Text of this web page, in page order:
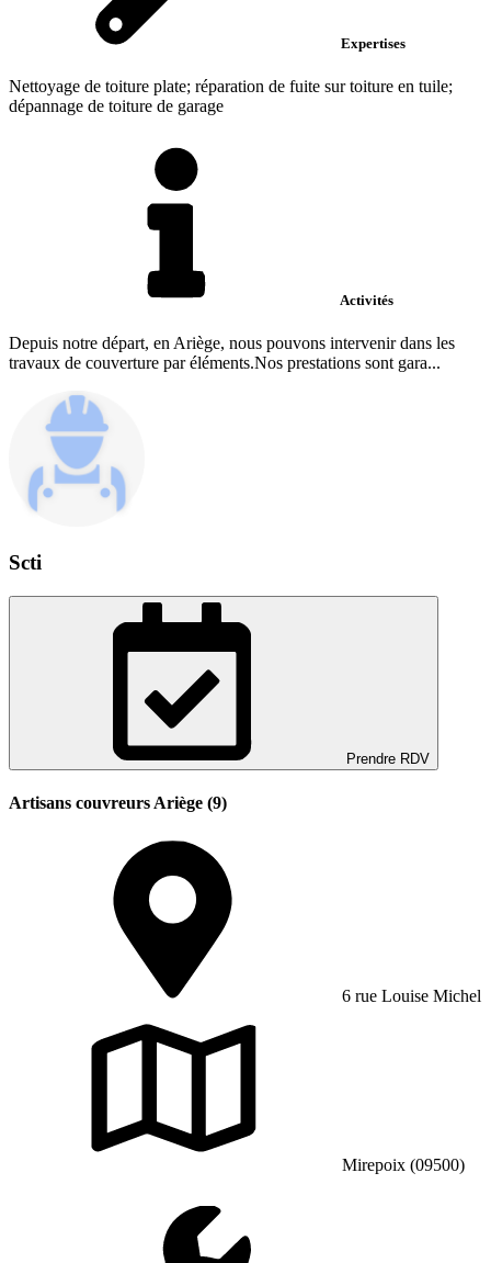
Expertises
Nettoyage de toiture plate; réparation de fuite sur toiture en tuile;
dépannage de toiture de garage
Activités
Depuis notre départ, en Ariège, nous pouvons intervenir dans les
travaux de couverture par éléments.Nos prestations sont gara...
Scti
Prendre RDV
Artisans couvreurs Ariège (9)
6 rue Louise Michel
Mirepoix (09500)